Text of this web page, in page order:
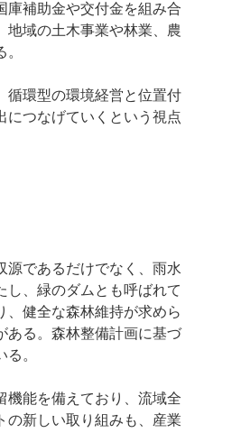
庫補助金や交付金を組み合
地域の土木事業や林業、農
循環型の環境経営と位置付
につなげていくという視点
源であるだけでなく、雨水
し、緑のダムとも呼ばれて
、健全な森林維持が求めら
ある。森林整備計画に基づ
。
機能を備えており、流域全
の新しい取り組みも、産業